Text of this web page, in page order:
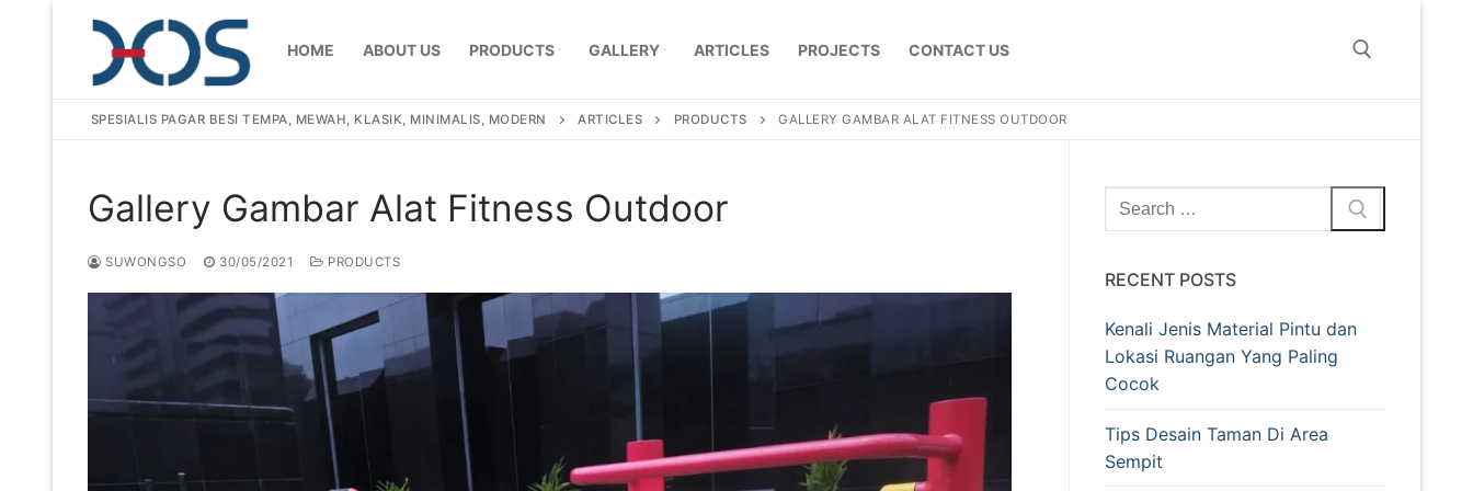
content
HOME ABOUT US PRODUCTS GALLERY ARTICLES PROJECTS CONTACT US
Search
About Us
Products
Pagar Besi Tempa Klasik
Railing Tangga Besi Tempa
Gallery Gambar Pagar Besi Tempa Mewah
Articles
SPESIALIS PAGAR BESI TEMPA, MEWAH, KLASIK, MINIMALIS, MODERN ARTICLES PRODUCTS GALLERY GAMBAR ALAT FITNESS OUTDOOR
Gallery Gambar Alat Fitness Outdoor
SUWONGSO 30/05/2021 PRODUCTS
Search
for:
RECENT POSTS
Kenali Jenis Material Pintu dan
Lokasi Ruangan Yang Paling
Cocok
Tips Desain Taman Di Area
Sempit